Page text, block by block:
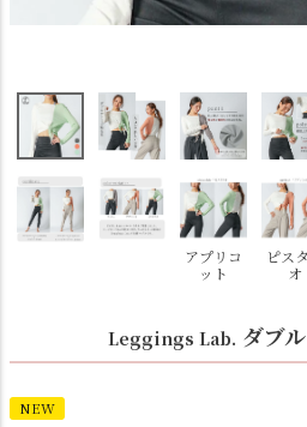
アプリコ
ット
ピス
オ
Leggings Lab. ダブ
NEW